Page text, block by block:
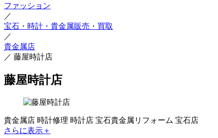
ファッション
／
宝石・時計・貴金属販売・買取
／
貴金属店
／ 藤屋時計店
藤屋時計店
貴金属店 時計修理 時計店 宝石貴金属リフォーム 宝石店
さらに表示＋